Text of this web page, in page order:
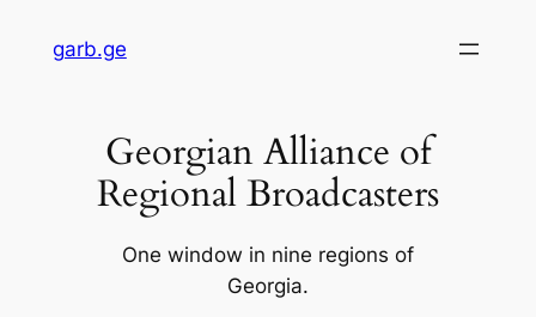
garb.ge
Georgian Alliance of
Regional Broadcasters
One window in nine regions of
Georgia.